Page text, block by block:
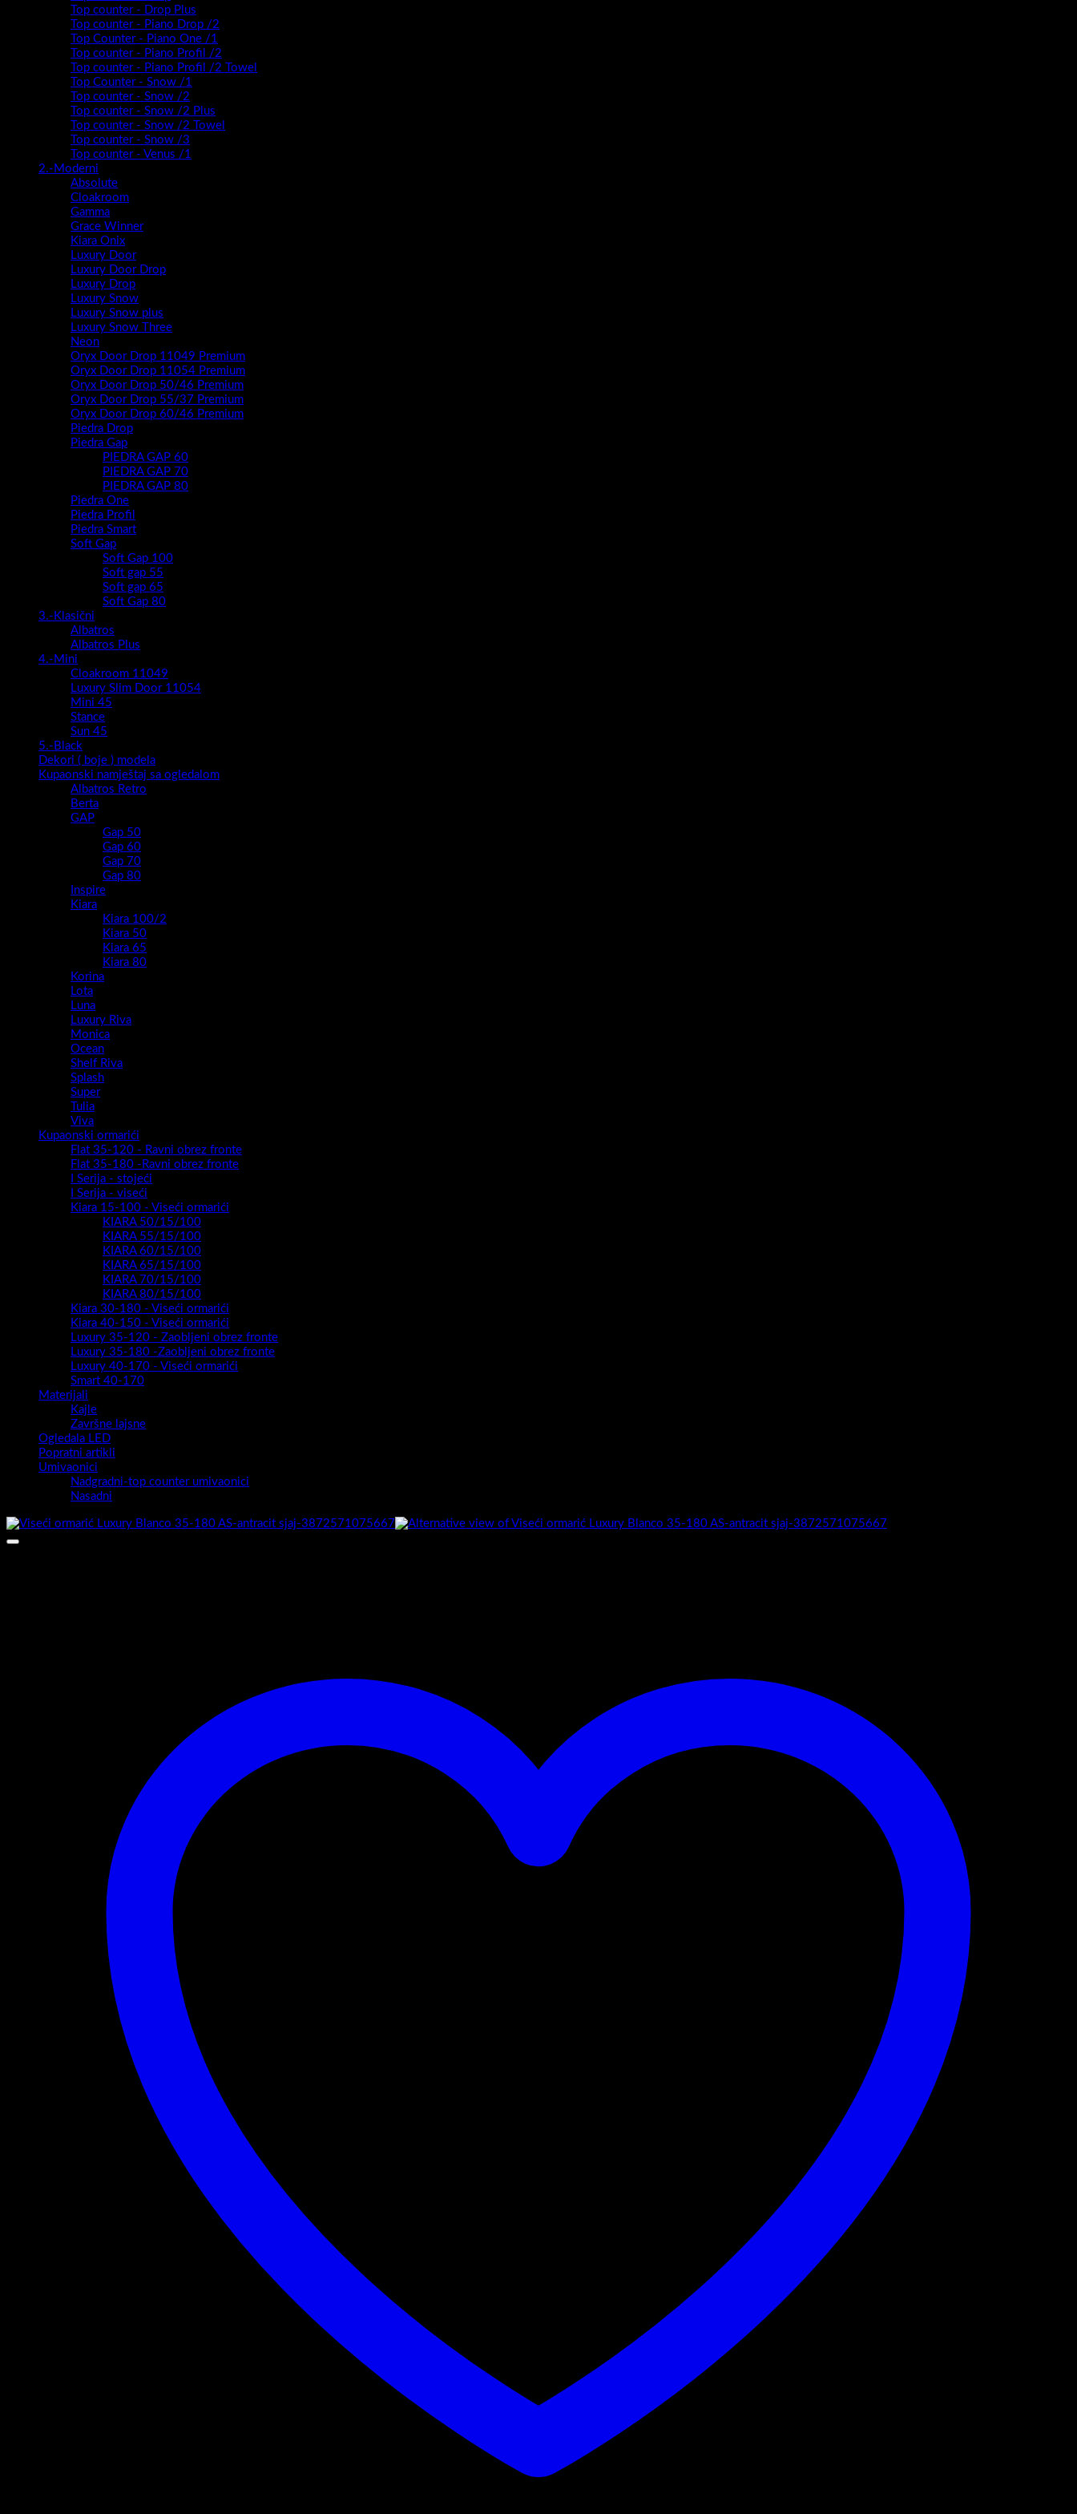
Top counter - Drop Plus
Top counter - Piano Drop /2
Top Counter - Piano One /1
Top counter - Piano Profil /2
Top counter - Piano Profil /2 Towel
Top Counter - Snow /1
Top counter - Snow /2
Top counter - Snow /2 Plus
Top counter - Snow /2 Towel
Top counter - Snow /3
Top counter - Venus /1
2.-Moderni
Absolute
Cloakroom
Gamma
Grace Winner
Kiara Onix
Luxury Door
Luxury Door Drop
Luxury Drop
Luxury Snow
Luxury Snow plus
Luxury Snow Three
Neon
Oryx Door Drop 11049 Premium
Oryx Door Drop 11054 Premium
Oryx Door Drop 50/46 Premium
Oryx Door Drop 55/37 Premium
Oryx Door Drop 60/46 Premium
Piedra Drop
Piedra Gap
PIEDRA GAP 60
PIEDRA GAP 70
PIEDRA GAP 80
Piedra One
Piedra Profil
Piedra Smart
Soft Gap
Soft Gap 100
Soft gap 55
Soft gap 65
Soft Gap 80
3.-Klasični
Albatros
Albatros Plus
4.-Mini
Cloakroom 11049
Luxury Slim Door 11054
Mini 45
Stance
Sun 45
5.-Black
Dekori ( boje ) modela
Kupaonski namještaj sa ogledalom
Albatros Retro
Berta
GAP
Gap 50
Gap 60
Gap 70
Gap 80
Inspire
Kiara
Kiara 100/2
Kiara 50
Kiara 65
Kiara 80
Korina
Lota
Luna
Luxury Riva
Monica
Ocean
Shelf Riva
Splash
Super
Tulia
Viva
Kupaonski ormarići
Flat 35-120 - Ravni obrez fronte
Flat 35-180 -Ravni obrez fronte
I Serija - stojeći
I Serija - viseći
Kiara 15-100 - Viseći ormarići
KIARA 50/15/100
KIARA 55/15/100
KIARA 60/15/100
KIARA 65/15/100
KIARA 70/15/100
KIARA 80/15/100
Kiara 30-180 - Viseći ormarići
Kiara 40-150 - Viseći ormarići
Luxury 35-120 - Zaobljeni obrez fronte
Luxury 35-180 -Zaobljeni obrez fronte
Luxury 40-170 - Viseći ormarići
Smart 40-170
Materijali
Kajle
Završne lajsne
Ogledala LED
Popratni artikli
Umivaonici
Nadgradni-top counter umivaonici
Nasadni